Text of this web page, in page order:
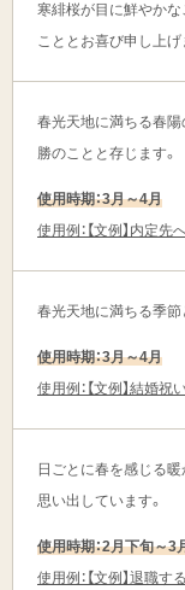
寒緋桜が目に鮮やかな
こととお喜び申し上げ
春光天地に満ちる春陽
勝のことと存じます。
使用時期：3月～4月
使用例：【文例】内定先
春光天地に満ちる季節
使用時期：3月～4月
使用例：【文例】結婚祝
日ごとに春を感じる
思い出しています。
使用時期：2月下旬～3
使用例：【文例】退職